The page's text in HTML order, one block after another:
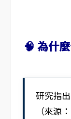
🧠 為什
研究指出
（來源